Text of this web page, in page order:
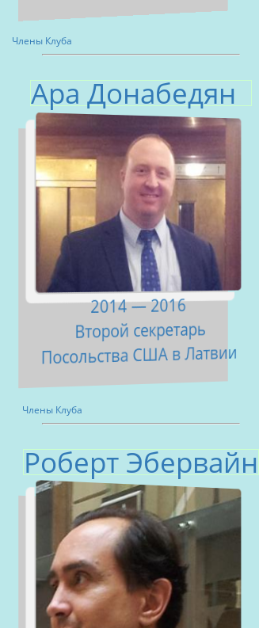
Члены Клуба
Ара Донабедян
2014 — 2016
Второй секретарь
Посольства США в Латвии
Члены Клуба
Роберт Эбервайн